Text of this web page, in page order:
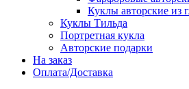
Куклы авторские из
Куклы Тильда
Портретная кукла
Авторские подарки
На заказ
Оплата/Доставка